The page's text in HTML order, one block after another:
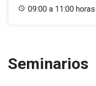
09:00 a 11:00 horas
Seminarios